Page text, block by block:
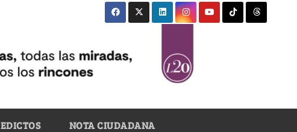
EDICTOS NOTA CIUDADANA